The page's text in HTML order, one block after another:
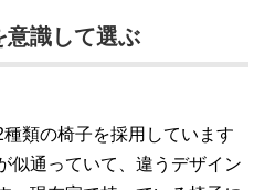
意識して選ぶ
類の椅子を採用しています
似通っていて、違うデザイン